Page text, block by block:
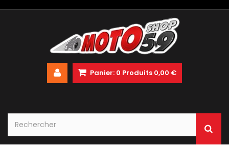
Panier: 0 Produits 0,00 €